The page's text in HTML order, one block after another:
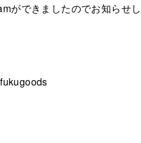
ができましたのでお知らせ